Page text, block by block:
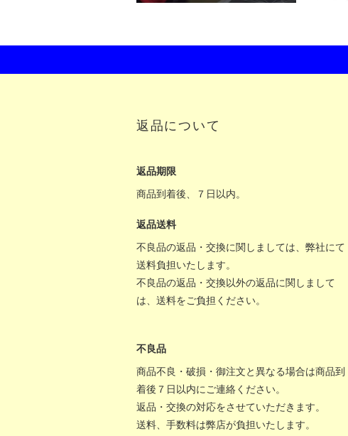
返品について
返品期限
商品到着後、７日以内。
返品送料
不良品の返品・交換に関しましては、弊社にて
送料負担いたします。
不良品の返品・交換以外の返品に関しまして
は、送料をご負担ください。
不良品
商品不良・破損・御注文と異なる場合は商品到
着後７日以内にご連絡ください。
返品・交換の対応をさせていただきます。
送料、手数料は弊店が負担いたします。